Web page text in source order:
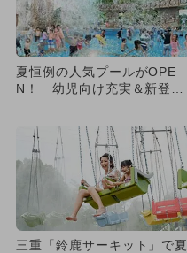
夏恒例の人気プールがOPE
N！ 幼児向け充実＆新登場
三重「鈴鹿サーキット」で夏